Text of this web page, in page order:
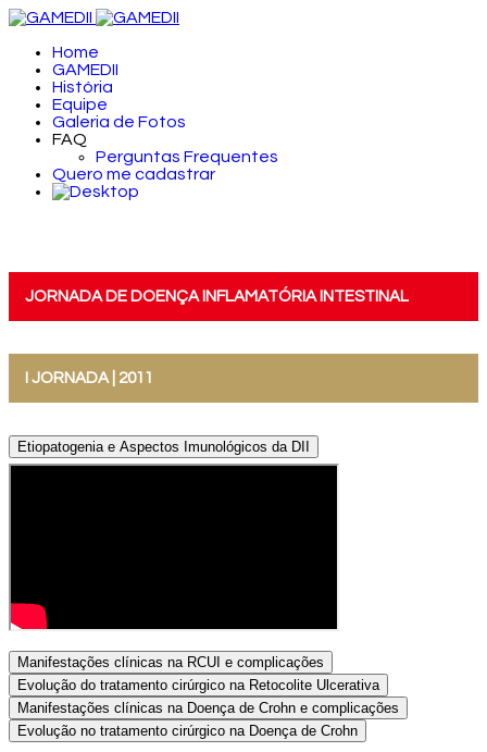
Home
GAMEDII
História
Equipe
Galeria de Fotos
FAQ
Perguntas Frequentes
Quero me cadastrar
JORNADA DE DOENÇA INFLAMATÓRIA INTESTINAL
I JORNADA | 2011
Etiopatogenia e Aspectos Imunológicos da DII
Manifestações clínicas na RCUI e complicações
Evolução do tratamento cirúrgico na Retocolite Ulcerativa
Manifestações clínicas na Doença de Crohn e complicações
Evolução no tratamento cirúrgico na Doença de Crohn